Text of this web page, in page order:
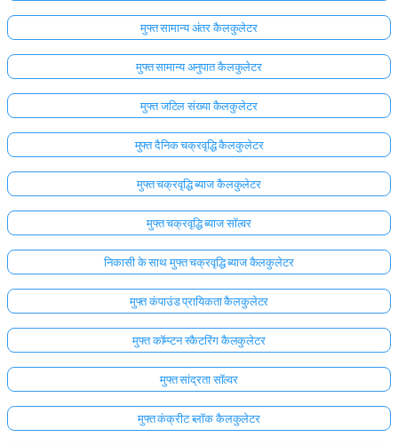
मुफ्त सामान्य अंतर कैलकुलेटर
मुफ्त सामान्य अनुपात कैलकुलेटर
मुफ्त जटिल संख्या कैलकुलेटर
मुफ्त दैनिक चक्रवृद्धि कैलकुलेटर
मुफ्त चक्रवृद्धि ब्याज कैलकुलेटर
मुफ्त चक्रवृद्धि ब्याज सॉल्वर
निकासी के साथ मुफ्त चक्रवृद्धि ब्याज कैलकुलेटर
मुफ्त कंपाउंड प्रायिकता कैलकुलेटर
मुफ्त कॉम्प्टन स्कैटरिंग कैलकुलेटर
मुफ्त सांद्रता सॉल्वर
मुफ्त कंक्रीट ब्लॉक कैलकुलेटर